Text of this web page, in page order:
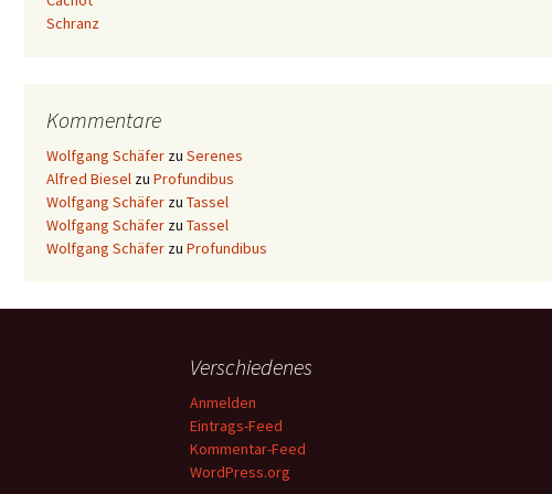
Schranz
Kommentare
Wolfgang Schäfer zu Serenes
Alfred Biesel zu Profundibus
Wolfgang Schäfer zu Tassel
Wolfgang Schäfer zu Tassel
Wolfgang Schäfer zu Profundibus
Verschiedenes
Anmelden
Eintrags-Feed
Kommentar-Feed
WordPress.org